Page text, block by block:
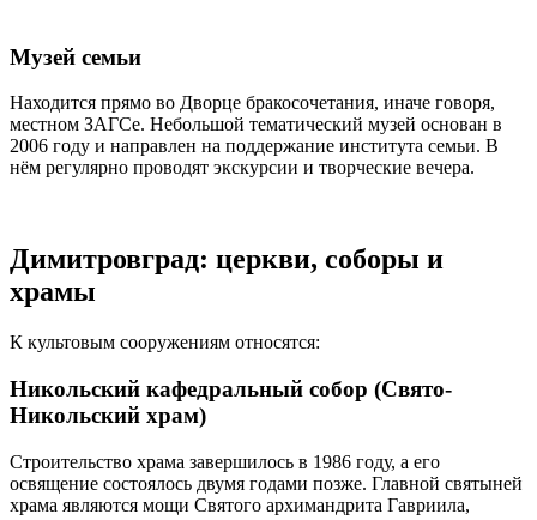
Музей семьи
Находится прямо во Дворце бракосочетания, иначе говоря,
местном ЗАГСе. Небольшой тематический музей основан в
2006 году и направлен на поддержание института семьи. В
нём регулярно проводят экскурсии и творческие вечера.
Димитровград: церкви, соборы и
храмы
К культовым сооружениям относятся:
Никольский кафедральный собор (Свято-
Никольский храм)
Строительство храма завершилось в 1986 году, а его
освящение состоялось двумя годами позже. Главной святыней
храма являются мощи Святого архимандрита Гавриила,